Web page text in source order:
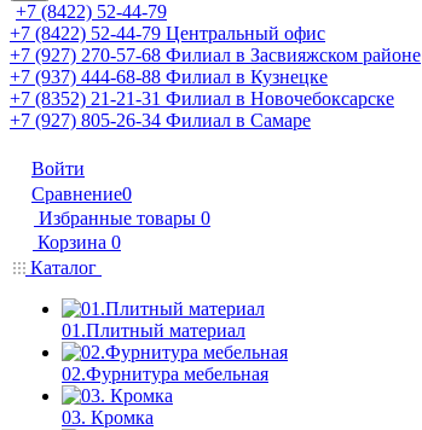
+7 (8422) 52-44-79
+7 (8422) 52-44-79 Центральный офис
+7 (927) 270-57-68 Филиал в Засвияжском районе
+7 (937) 444-68-88 Филиал в Кузнецке
+7 (8352) 21-21-31 Филиал в Новочебоксарске
+7 (927) 805-26-34 Филиал в Самаре
Войти
Сравнение0
Избранные товары 0
Корзина 0
Каталог
01.Плитный материал
02.Фурнитура мебельная
03. Кромка